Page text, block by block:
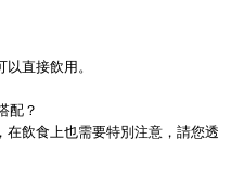
直接飲用。
配？
飲食上也需要特別注意，請您透